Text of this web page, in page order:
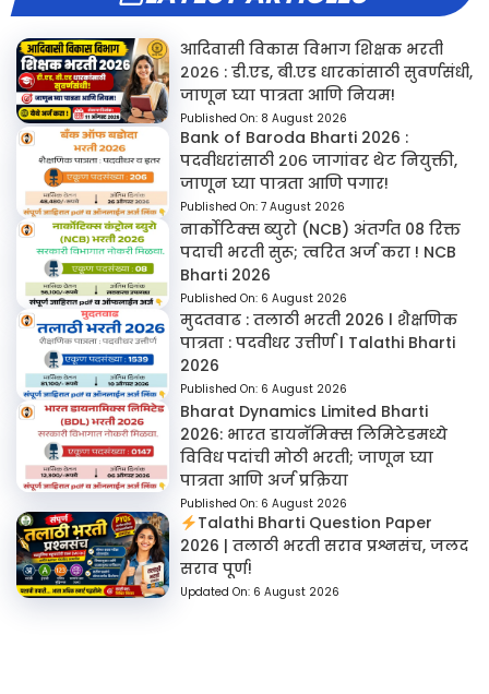
आदिवासी विकास विभाग शिक्षक भरती
२०२६ : डी.एड, बी.एड धारकांसाठी सुवर्णसंधी,
जाणून घ्या पात्रता आणि नियम!
Published On: 8 August 2026
Bank of Baroda Bharti 2026 :
पदवीधरांसाठी २०६ जागांवर थेट नियुक्ती,
जाणून घ्या पात्रता आणि पगार!
Published On: 7 August 2026
नार्कोटिक्स ब्युरो (NCB) अंतर्गत 08 रिक्त
पदाची भरती सुरू; त्वरित अर्ज करा ! NCB
Bharti 2026
Published On: 6 August 2026
मुदतवाढ : तलाठी भरती 2026 l शैक्षणिक
पात्रता : पदवीधर उत्तीर्ण l Talathi Bharti
2026
Published On: 6 August 2026
Bharat Dynamics Limited Bharti
2026: भारत डायनॅमिक्स लिमिटेडमध्ये
विविध पदांची मोठी भरती; जाणून घ्या
पात्रता आणि अर्ज प्रक्रिया
Published On: 6 August 2026
Talathi Bharti Question Paper
2026 | तलाठी भरती सराव प्रश्नसंच, जलद
सराव पूर्ण!
Updated On: 6 August 2026